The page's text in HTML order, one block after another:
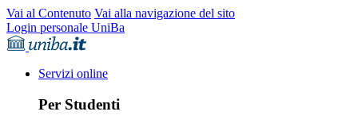
Vai al Contenuto Vai alla navigazione del sito
Login personale UniBa
Servizi online
Per Studenti